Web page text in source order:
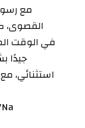
استثنائي،